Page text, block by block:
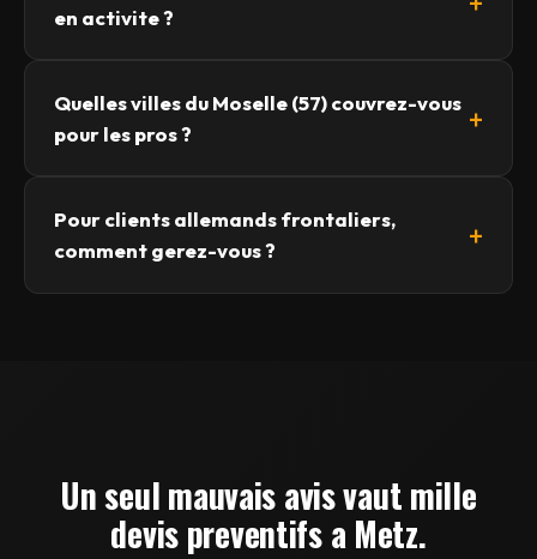
en activite ?
Quelles villes du Moselle (57) couvrez-vous
pour les pros ?
Pour clients allemands frontaliers,
comment gerez-vous ?
Un seul mauvais avis vaut mille
devis preventifs a Metz.